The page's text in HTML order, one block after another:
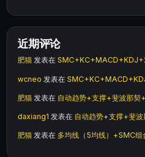
近期评论
肥猫 发表在
wcneo 发表在
肥猫 发表在 自动趋势+支撑+斐波那契
daxiang1 发表在 自动趋势+支撑+斐
肥猫 发表在 多均线（5均线）+SMC组